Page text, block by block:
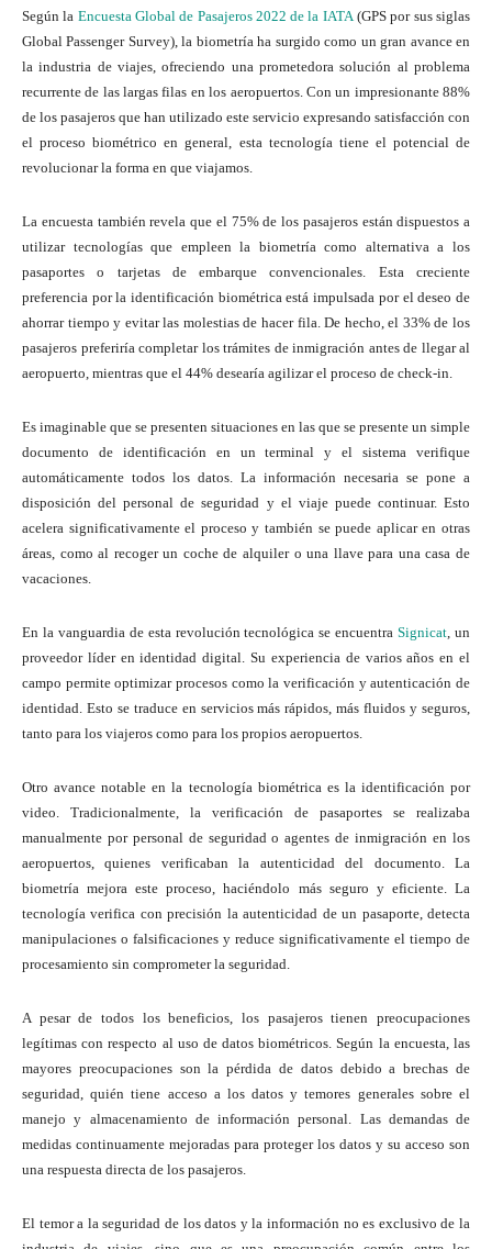
Según la Encuesta Global de Pasajeros 2022 de la IATA (GPS por sus siglas
Global Passenger Survey), la biometría ha surgido como un gran avance en
la industria de viajes, ofreciendo una prometedora solución al problema
recurrente de las largas filas en los aeropuertos. Con un impresionante 88%
de los pasajeros que han utilizado este servicio expresando satisfacción con
el proceso biométrico en general, esta tecnología tiene el potencial de
revolucionar la forma en que viajamos.
La encuesta también revela que el 75% de los pasajeros están dispuestos a
utilizar tecnologías que empleen la biometría como alternativa a los
pasaportes o tarjetas de embarque convencionales. Esta creciente
preferencia por la identificación biométrica está impulsada por el deseo de
ahorrar tiempo y evitar las molestias de hacer fila. De hecho, el 33% de los
pasajeros preferiría completar los trámites de inmigración antes de llegar al
aeropuerto, mientras que el 44% desearía agilizar el proceso de check-in.
Es imaginable que se presenten situaciones en las que se presente un simple
documento de identificación en un terminal y el sistema verifique
automáticamente todos los datos. La información necesaria se pone a
disposición del personal de seguridad y el viaje puede continuar. Esto
acelera significativamente el proceso y también se puede aplicar en otras
áreas, como al recoger un coche de alquiler o una llave para una casa de
vacaciones.
En la vanguardia de esta revolución tecnológica se encuentraSignicat , un
proveedor líder en identidad digital. Su experiencia de varios años en el
campo permite optimizar procesos como la verificación y autenticación de
identidad. Esto se traduce en servicios más rápidos, más fluidos y seguros,
tanto para los viajeros como para los propios aeropuertos.
Otro avance notable en la tecnología biométrica es la identificación por
video. Tradicionalmente, la verificación de pasaportes se realizaba
manualmente por personal de seguridad o agentes de inmigración en los
aeropuertos, quienes verificaban la autenticidad del documento. La
biometría mejora este proceso, haciéndolo más seguro y eficiente. La
tecnología verifica con precisión la autenticidad de un pasaporte, detecta
manipulaciones o falsificaciones y reduce significativamente el tiempo de
procesamiento sin comprometer la seguridad.
A pesar de todos los beneficios, los pasajeros tienen preocupaciones
legítimas con respecto al uso de datos biométricos. Según la encuesta, las
mayores preocupaciones son la pérdida de datos debido a brechas de
seguridad, quién tiene acceso a los datos y temores generales sobre el
manejo y almacenamiento de información personal. Las demandas de
medidas continuamente mejoradas para proteger los datos y su acceso son
una respuesta directa de los pasajeros.
El temor a la seguridad de los datos y la información no es exclusivo de la